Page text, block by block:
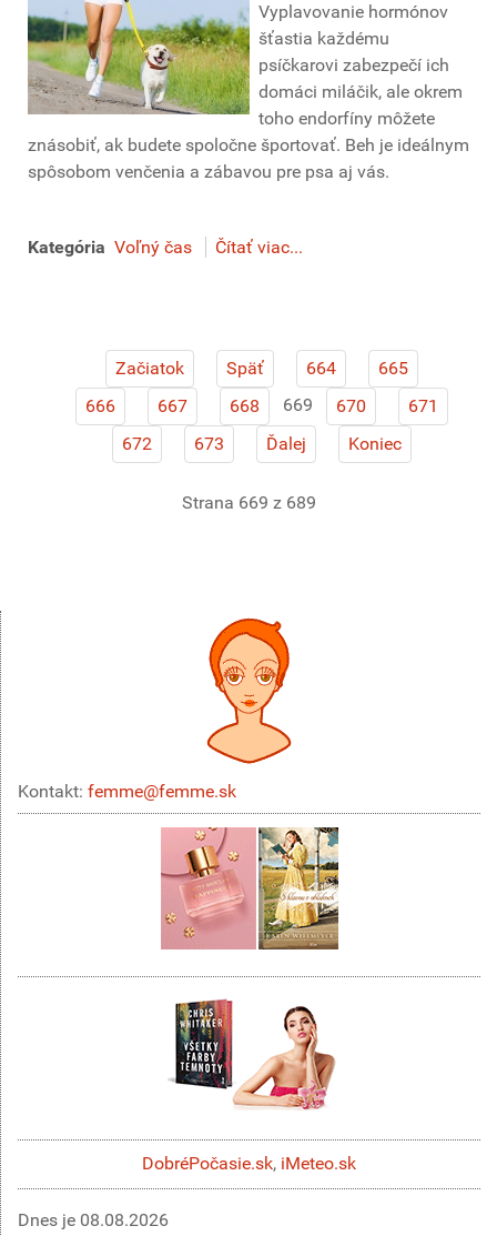
Vyplavovanie hormónov
šťastia každému
psíčkarovi zabezpečí ich
domáci miláčik, ale okrem
toho endorfíny môžete
znásobiť, ak budete spoločne športovať. Beh je ideálnym
spôsobom venčenia a zábavou pre psa aj vás.
Kategória Voľný čas Čítať viac...
Začiatok Späť 664
665
666
667 668 669 670
671
672
673 Ďalej Koniec
Strana 669 z 689
Kontakt: femme@femme.sk
DobréPočasie.sk, iMeteo.sk
Dnes je 08.08.2026